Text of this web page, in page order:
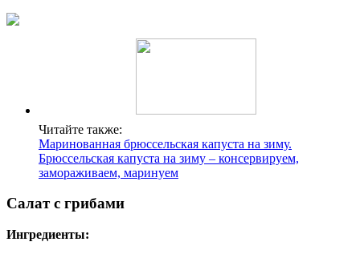
Читайте также:
Маринованная брюссельская капуста на зиму.
Брюссельская капуста на зиму – консервируем,
замораживаем, маринуем
Салат с грибами
Ингредиенты: